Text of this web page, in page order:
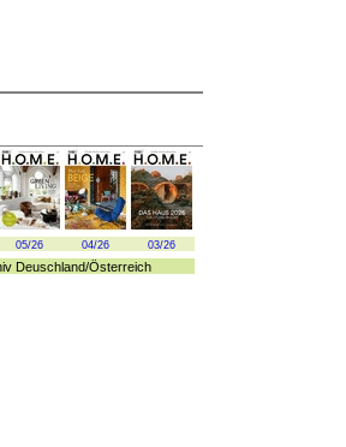
05/26 04/26 03/26
Deuschland/Österreich